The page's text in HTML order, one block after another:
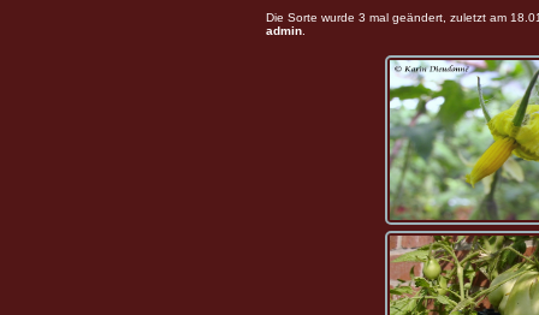
Die Sorte wurde 3 mal geändert, zuletzt am
admin